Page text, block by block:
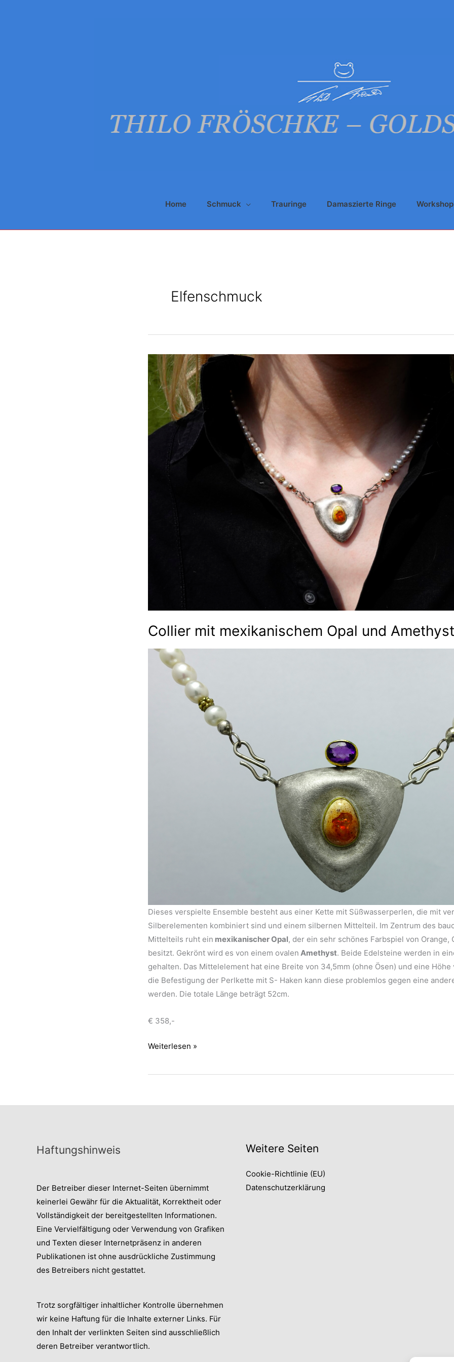
Home Schmuck Trauringe Damaszierte Ringe Workshop
Elfenschmuck
Collier mit mexikanischem Opal und Amethyst
Dieses verspielte Ensemble besteht aus einer Kette mit Süßwasserperlen, die mit
Silberelementen kombiniert sind und einem silbernen Mittelteil. Im Zentrum des
Mittelteils ruht ein mexikanischer Opal, der ein sehr schönes Farbspiel von Orange,
besitzt. Gekrönt wird es von einem ovalen Amethyst. Beide Edelsteine werden in
gehalten. Das Mittelelement hat eine Breite von 34,5mm (ohne Ösen) und eine
die Befestigung der Perlkette mit S- Haken kann diese problemlos gegen eine
werden. Die totale Länge beträgt 52cm.
€ 358,-
Collier
mexikanischem
Weiterlesen »
Haftungshinweis
Der Betreiber dieser Internet-Seiten übernimmt
keinerlei Gewähr für die Aktualität, Korrektheit oder
Vollständigkeit der bereitgestellten Informationen.
Eine Vervielfältigung oder Verwendung von Grafiken
und Texten dieser Internetpräsenz in anderen
Publikationen ist ohne ausdrückliche Zustimmung
des Betreibers nicht gestattet.
Trotz sorgfältiger inhaltlicher Kontrolle übernehmen
wir keine Haftung für die Inhalte externer Links. Für
den Inhalt der verlinkten Seiten sind ausschließlich
deren Betreiber verantwortlich.
Weitere Seiten
Cookie-Richtlinie (EU)
Datenschutzerklärung